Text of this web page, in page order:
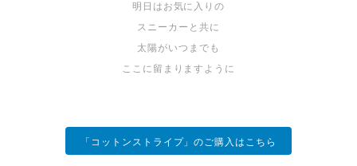
明日はお気に入りの
スニーカーと共に
太陽がいつまでも
ここに留まりますように
「コットンストライプ」のご購入はこちら